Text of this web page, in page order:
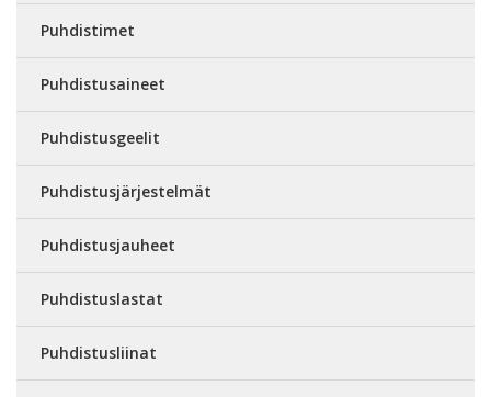
Puhdistimet
Puhdistusaineet
Puhdistusgeelit
Puhdistusjärjestelmät
Puhdistusjauheet
Puhdistuslastat
Puhdistusliinat